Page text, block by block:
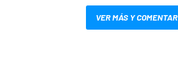
VER MÁS Y COMENTAR